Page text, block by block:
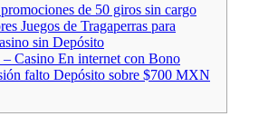
de 50 giros sin cargo
Juegos de Tragaperras para
sin Depósito
Casino En internet con Bono
falto Depósito sobre $700 MXN